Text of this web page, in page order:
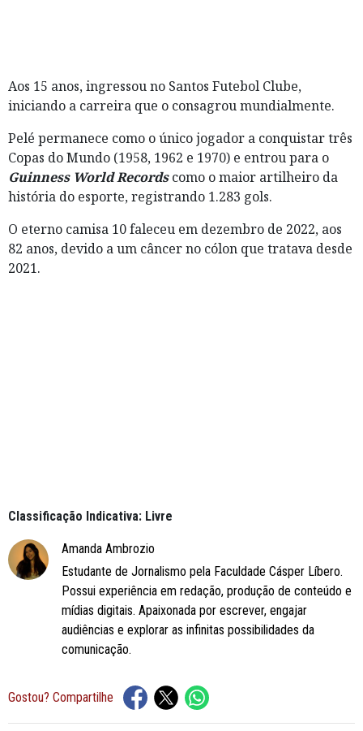
Aos 15 anos, ingressou no Santos Futebol Clube,
iniciando a carreira que o consagrou mundialmente.
Pelé permanece como o único jogador a conquistar três
Copas do Mundo (1958, 1962 e 1970) e entrou para o
Guinness World Records como o maior artilheiro da
história do esporte, registrando 1.283 gols.
O eterno camisa 10 faleceu em dezembro de 2022, aos
82 anos, devido a um câncer no cólon que tratava desde
2021.
Classificação Indicativa: Livre
Amanda Ambrozio
Estudante de Jornalismo pela Faculdade Cásper Líbero.
Possui experiência em redação, produção de conteúdo e
mídias digitais. Apaixonada por escrever, engajar
audiências e explorar as infinitas possibilidades da
comunicação.
Gostou? Compartilhe